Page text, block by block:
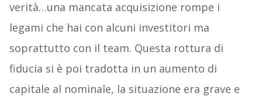
verità…una mancata acquisizione rompe i
legami che hai con alcuni investitori ma
soprattutto con il team. Questa rottura di
fiducia si è poi tradotta in un aumento di
capitale al nominale, la situazione era grave e